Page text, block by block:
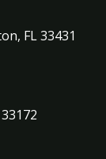
FL 33431